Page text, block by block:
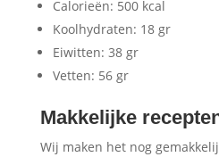
Calorieën: 500 kcal
Koolhydraten: 18 gr
Eiwitten: 38 gr
Vetten: 56 gr
Makkelijke
Wij maken het nog